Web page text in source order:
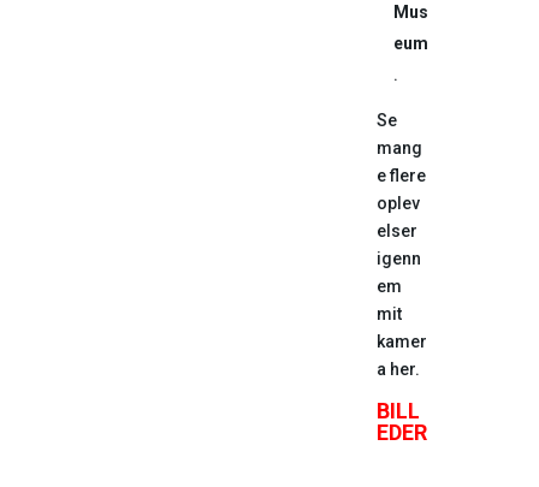
Mus
eum
.
Se
mang
e flere
oplev
elser
igenn
em
mit
kamer
a her.
BILL
EDER